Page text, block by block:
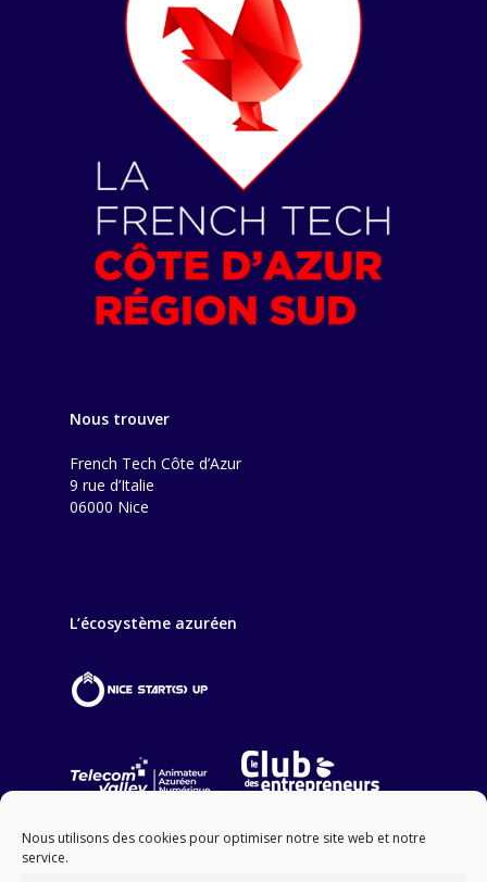
Nous utilisons des cookies pour optimiser notre site web et notre
service.
Nous trouver
French Tech Côte d’Azur
9 rue d’Italie
06000 Nice
L’écosystème azuréen